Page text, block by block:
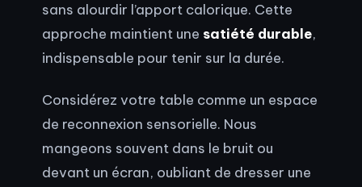
sans alourdir l’apport calorique. Cette
approche maintient une satiété durable,
indispensable pour tenir sur la durée.
Considérez votre table comme un espace
de reconnexion sensorielle. Nous
mangeons souvent dans le bruit ou
devant un écran, oubliant de dresser une